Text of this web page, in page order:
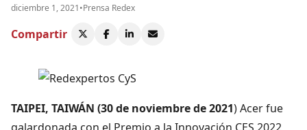
diciembre 1, 2021•Prensa Redex
Compartir
TAIPEI, TAIWÁN (30 de noviembre de 2021) Acer fue